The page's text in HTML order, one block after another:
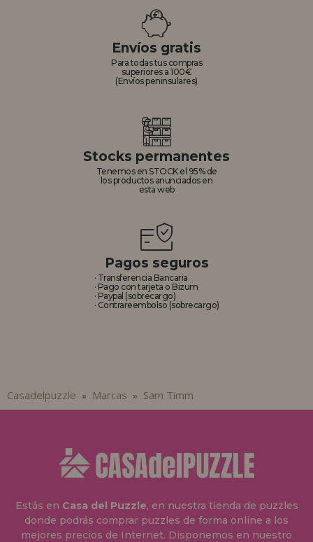
REGISTRO DISTRIBUIDOR
Envíos gratis
Para todas tus compras
superiores a 100€
(Envíos peninsulares)
Stocks permanentes
Tenemos en STOCK el 95% de
los productos anunciados en
esta web
Pagos seguros
· Transferencia Bancaria
· Pago con tarjeta o Bizum
· Paypal (sobrecargo)
· Contrareembolso (sobrecargo)
Casadelpuzzle » Marcas » Sam Timm
Estás en Casa del Puzzle, en nuestra tienda de puzzles
donde podrás comprar puzzles de forma online a los
mejores precios de Internet. Disponemos en nuestro